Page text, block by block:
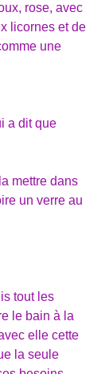
rose, avec
licornes et de
une
a dit que
mettre dans
un verre au
tout les
le bain à la
elle cette
la seule